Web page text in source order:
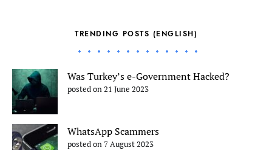
TRENDING POSTS (ENGLISH)
Was Turkey’s e-Government Hacked?
posted on 21 June 2023
WhatsApp Scammers
posted on 7 August 2023